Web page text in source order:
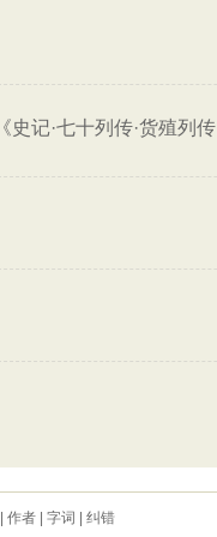
《史记·七十列传·货殖列
作者| 字词 纠错